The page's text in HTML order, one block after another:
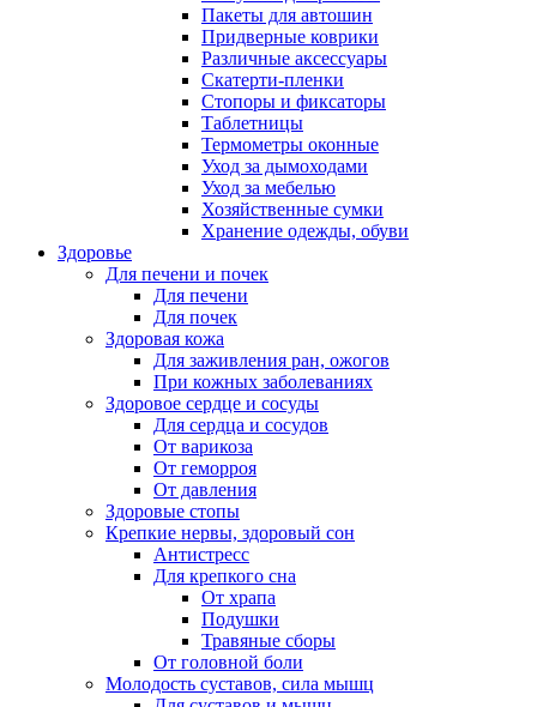
Пакеты для автошин
Придверные коврики
Различные аксессуары
Скатерти-пленки
Стопоры и фиксаторы
Таблетницы
Термометры оконные
Уход за дымоходами
Уход за мебелью
Хозяйственные сумки
Хранение одежды, обуви
Здоровье
Для печени и почек
Для печени
Для почек
Здоровая кожа
Для заживления ран, ожогов
При кожных заболеваниях
Здоровое сердце и сосуды
Для сердца и сосудов
От варикоза
От геморроя
От давления
Здоровые стопы
Крепкие нервы, здоровый сон
Антистресс
Для крепкого сна
От храпа
Подушки
Травяные сборы
От головной боли
Молодость суставов, сила мышц